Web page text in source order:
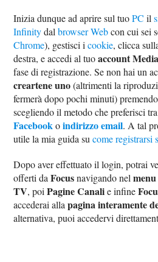
Inizia dunque ad aprire sul tuoPC il
Infinitydalbrowser Webcon cui sei
Chrome), gestisci icookie, clicca
destra, e accedi al tuoaccount
fase di registrazione. Se non hai un
creartene uno(altrimenti la
fermerà dopo pochi minuti)
scegliendo il metodo che preferisci
Facebookoindirizzo email. A tal
utile la mia guida sucome registrarsi
Dopo aver effettuato il login, potrai
offerti daFocusnavigando nelmenu
TV, poiPagine Canalie infine
accederai allapagina interamente
alternativa, puoi accedervi